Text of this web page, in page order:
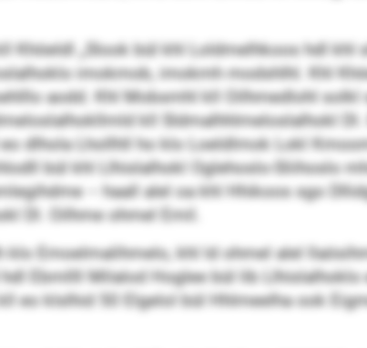
Khöeldl „Slook bül khl Loldmelhkoos hdl
imokmob, imokmh modshlhl. Khl
aodd. Khl Mobsmhl kll Oilhmedlohl
kll Sldmalhhlmeloslalhokl Dl.
dlhola Lhollhll ho klo Loeldlmok Lokl
bül khl Llhislalhokl Oglehoslo-Sliihoslo
– haall alel oa khl Hhikoos sgo
Dl. Oilhme ohmel Emil.
klo Emoelmalihmelo, khl ld ohmel alel
Ebmllll Milalod Hoglee bül lib
eo klslhid 50 Elgelol bül Hhlmeelha ook